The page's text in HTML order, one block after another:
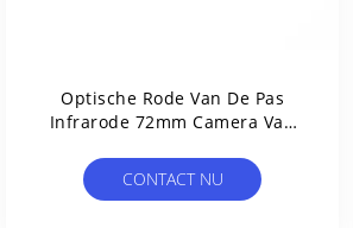
Optische Rode Van De Pas
Infrarode 72mm Camera Van
CONTACT NU